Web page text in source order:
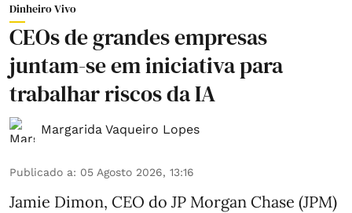
Dinheiro Vivo
CEOs de grandes empresas
juntam-se em iniciativa para
trabalhar riscos da IA
Margarida Vaqueiro Lopes
Publicado a: 05 Agosto 2026, 13:16
Jamie Dimon, CEO do JP Morgan Chase (JPM)